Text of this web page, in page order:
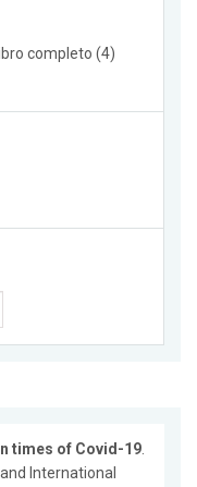
completo (4)
times of Covid-19.
International